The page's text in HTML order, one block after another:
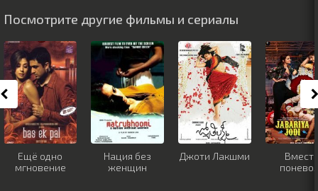
Посмотрите другие фильмы и сериалы
Ещё одно
мгновение
Нация без
женщин
Джоти Лакшми